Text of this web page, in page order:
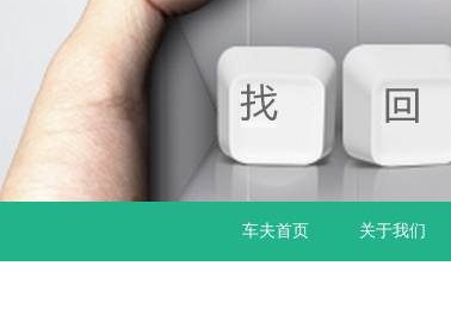
车夫首页 关于我们